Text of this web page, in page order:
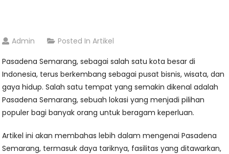
Admin Posted InArtikel
Pasadena Semarang, sebagai salah satu kota besar di
Indonesia, terus berkembang sebagai pusat bisnis, wisata, dan
gaya hidup. Salah satu tempat yang semakin dikenal adalah
Pasadena Semarang, sebuah lokasi yang menjadi pilihan
populer bagi banyak orang untuk beragam keperluan.
Artikel ini akan membahas lebih dalam mengenai Pasadena
Semarang, termasuk daya tariknya, fasilitas yang ditawarkan,